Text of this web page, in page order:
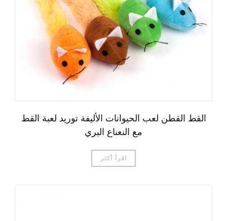
القط القطن لعب الحيوانات الأليفة توريد لعبة القط
مع النعناع البري
اقرأ أكثر